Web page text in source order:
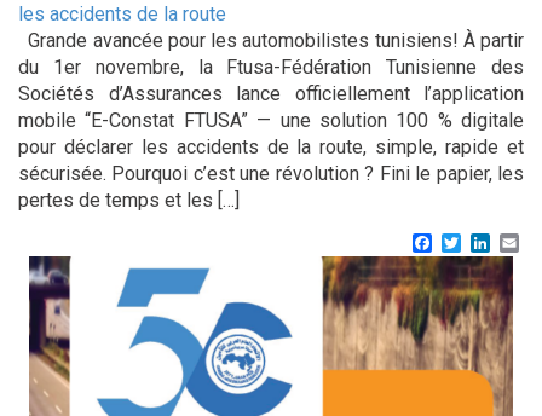
les accidents de la route
Grande avancée pour les automobilistes tunisiens! À partir
du 1er novembre, la Ftusa-Fédération Tunisienne des
Sociétés d’Assurances lance officiellement l’application
mobile “E-Constat FTUSA” — une solution 100 % digitale
pour déclarer les accidents de la route, simple, rapide et
sécurisée. Pourquoi c’est une révolution ? Fini le papier, les
pertes de temps et les […]
Facebook
Twitter